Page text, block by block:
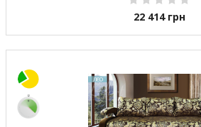
22 414 грн